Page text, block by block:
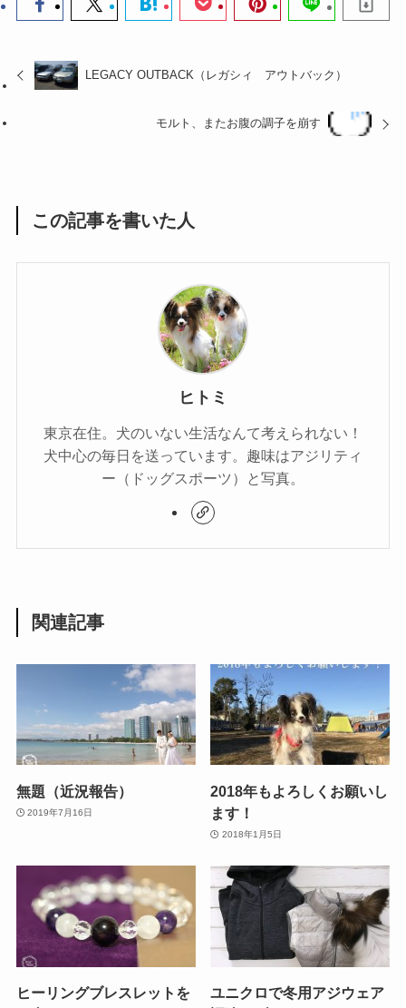
LEGACY OUTBACK（レガシィ アウトバック）
モルト、またお腹の調子を崩す
この記事を書いた人
ヒトミ
東京在住。犬のいない生活なんて考えられない！
犬中心の毎日を送っています。趣味はアジリティ
ー（ドッグスポーツ）と写真。
関連記事
無題（近況報告）
2019年7月16日
2018年もよろしくお願いし
ます！
2018年1月5日
ヒーリングブレスレットを
ユニクロで冬用アジウェア